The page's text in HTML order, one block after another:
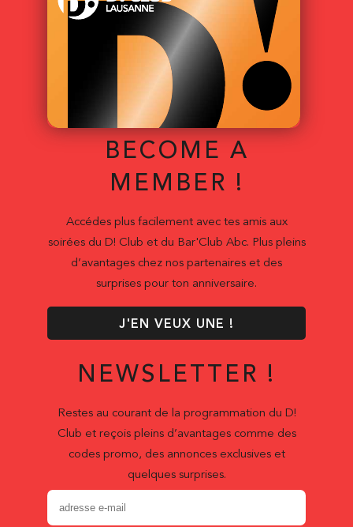
BECOME A
MEMBER !
Accédes plus facilement avec tes amis aux
soirées du D! Club et du Bar'Club Abc. Plus pleins
d’avantages chez nos partenaires et des
surprises pour ton anniversaire.
J'EN VEUX UNE !
NEWSLETTER !
Restes au courant de la programmation du D!
Club et reçois pleins d’avantages comme des
codes promo, des annonces exclusives et
quelques surprises.